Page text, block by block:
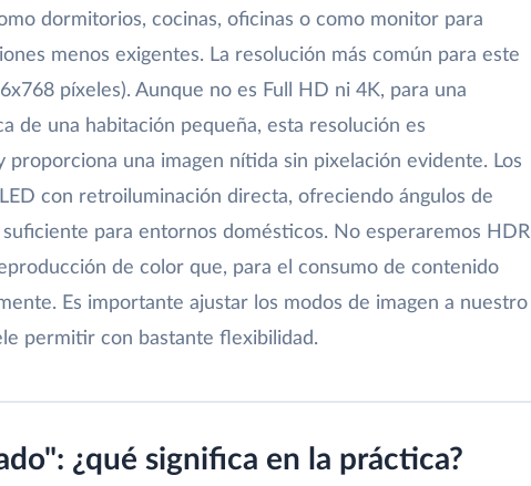
dormitorios, cocinas, oficinas o como monitor para
menos exigentes. La resolución más común para este
píxeles). Aunque no es Full HD ni 4K, para una
de una habitación pequeña, esta resolución es
proporciona una imagen nítida sin pixelación evidente. Los
con retroiluminación directa, ofreciendo ángulos de
para entornos domésticos. No esperaremos HDR
de color que, para el consumo de contenido
Es importante ajustar los modos de imagen a nuestro
permitir con bastante flexibilidad.
¿qué significa en la práctica?